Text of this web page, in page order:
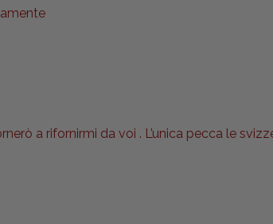
a rifornirmi da voi . L’unica pecca le